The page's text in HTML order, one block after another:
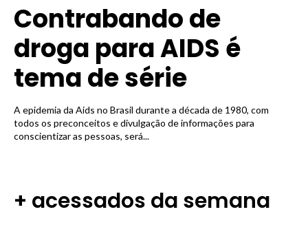
Contrabando de
droga para AIDS é
tema de série
A epidemia da Aids no Brasil durante a década de 1980, com
todos os preconceitos e divulgação de informações para
conscientizar as pessoas, será...
+ acessados da semana